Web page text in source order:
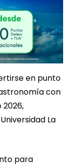
en punto
con
La
para